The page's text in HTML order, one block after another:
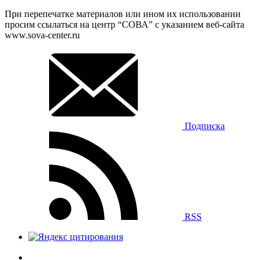
При перепечатке материалов или ином их использовании
просим ссылаться на центр “СОВА” с указанием веб-сайта
www.sova-center.ru
Подписка
RSS